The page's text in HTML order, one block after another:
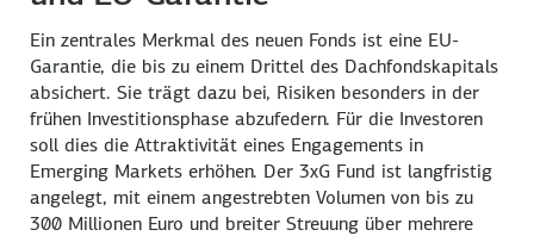
Ein zentrales Merkmal des neuen Fonds ist eine EU-
Garantie, die bis zu einem Drittel des Dachfondskapitals
absichert. Sie trägt dazu bei, Risiken besonders in der
frühen Investitionsphase abzufedern. Für die Investoren
soll dies die Attraktivität eines Engagements in
Emerging Markets erhöhen. Der 3xG Fund ist langfristig
angelegt, mit einem angestrebten Volumen von bis zu
300 Millionen Euro und breiter Streuung über mehrere